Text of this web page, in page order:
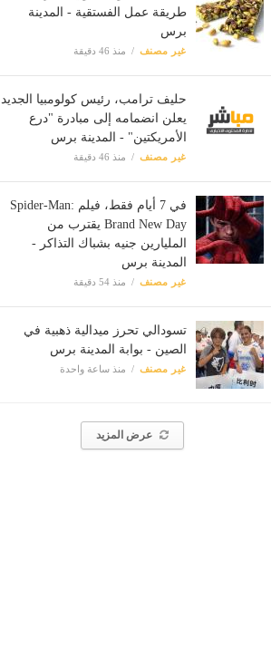
طريقة عمل الفستقية - المدينة
برس
غير مصنف منذ 46 دقيقة
حليف ترامب، رئيس كولومبيا الجديد
يعلن انضمامه إلى مبادرة "درع
الأمريكتين" - المدينة برس
غير مصنف منذ 46 دقيقة
في 7 أيام فقط، فيلم Spider-Man:
Brand New Day يقترب من
المليارين جنيه بشباك التذاكر -
المدينة برس
غير مصنف منذ 54 دقيقة
تسودالي تحرز ميدالية ذهبية في
الصين - بوابة المدينة برس
غير مصنف منذ ساعة واحدة
عرض المزيد